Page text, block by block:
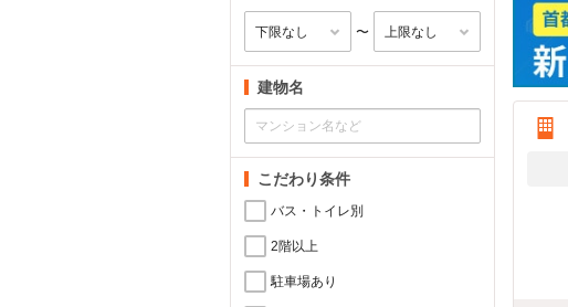
〜
建物名
こだわり条件
バス・トイレ別
2階以上
駐車場あり